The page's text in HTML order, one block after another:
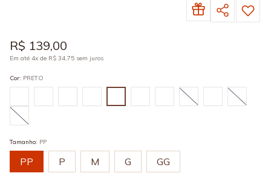
R$ 139,00
Em até 4x de R$ 34 75 sem juros
Cor: PRETO
Tamanho: PP
PP P M G GG